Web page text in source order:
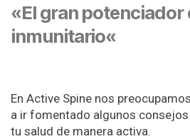
«El gran potenciador
inmunitario«
En Active Spine nos
a ir fomentado algunos
tu salud de manera activa.